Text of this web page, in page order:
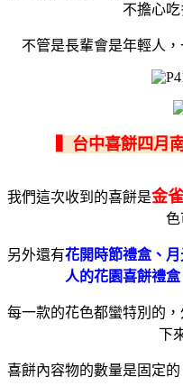
不擔心
不管是長輩會是年輕人
▍台中喜餅四月
我們這次收到的喜餅是金
色
另外還有花開時節禮盒、
人的花園喜餅禮盒
每一款的花色都蠻特別的
下
喜餅內容物的數量是固定